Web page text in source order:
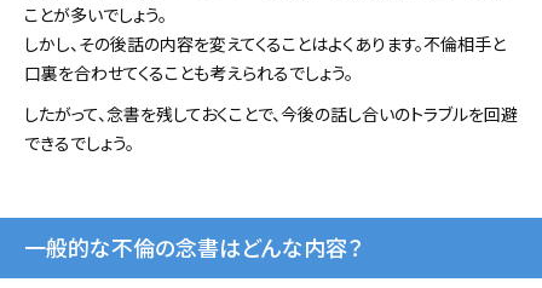
ことが多いでしょう。
しかし、その後話の内容を変えてくることはよくあります。不倫相手と
口裏を合わせてくることも考えられるでしょう。
したがって、念書を残しておくことで、今後の話し合いのトラブルを回避
できるでしょう。
一般的な不倫の念書はどんな内容？